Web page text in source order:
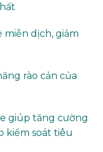
miễn dịch, giảm
rào cản của
giúp tăng cường
kiểm soát tiêu